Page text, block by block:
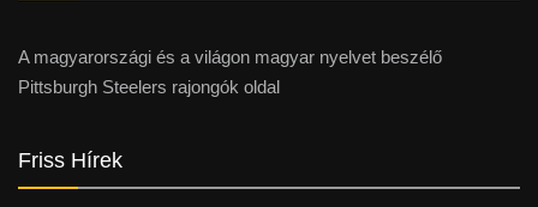
A magyarországi és a világon magyar nyelvet beszélő
Pittsburgh Steelers rajongók oldal
Friss Hírek